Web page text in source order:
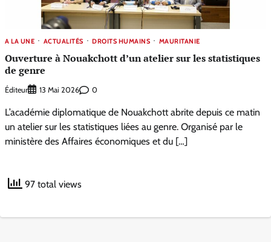
A LA UNE ACTUALITÉS DROITS HUMAINS MAURITANIE
Ouverture à Nouakchott d’un atelier sur les statistiques
de genre
Éditeur 13 Mai 2026 0
L’académie diplomatique de Nouakchott abrite depuis ce matin
un atelier sur les statistiques liées au genre. Organisé par le
ministère des Affaires économiques et du […]
97 total views